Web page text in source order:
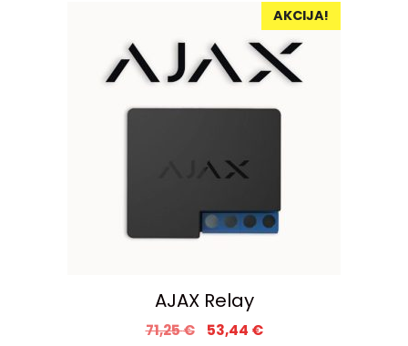
AKCIJA!
AJAX Relay
71,25€ 53,44 €